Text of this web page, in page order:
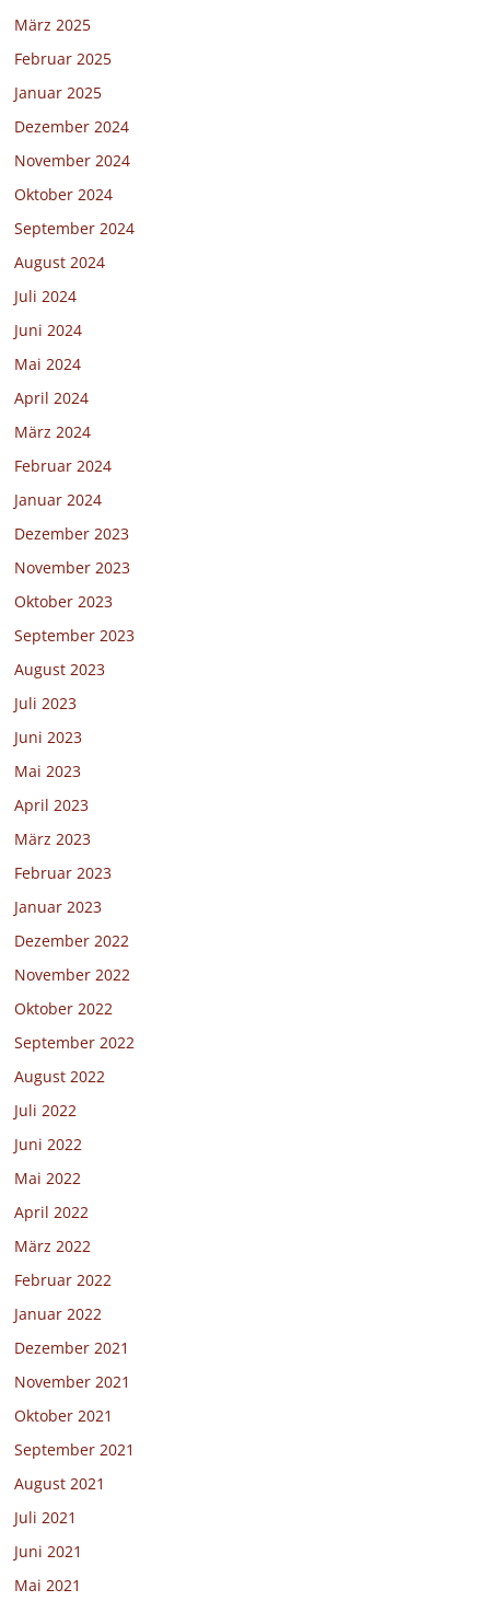
März 2025
Februar 2025
Januar 2025
Dezember 2024
November 2024
Oktober 2024
September 2024
August 2024
Juli 2024
Juni 2024
Mai 2024
April 2024
März 2024
Februar 2024
Januar 2024
Dezember 2023
November 2023
Oktober 2023
September 2023
August 2023
Juli 2023
Juni 2023
Mai 2023
April 2023
März 2023
Februar 2023
Januar 2023
Dezember 2022
November 2022
Oktober 2022
September 2022
August 2022
Juli 2022
Juni 2022
Mai 2022
April 2022
März 2022
Februar 2022
Januar 2022
Dezember 2021
November 2021
Oktober 2021
September 2021
August 2021
Juli 2021
Juni 2021
Mai 2021